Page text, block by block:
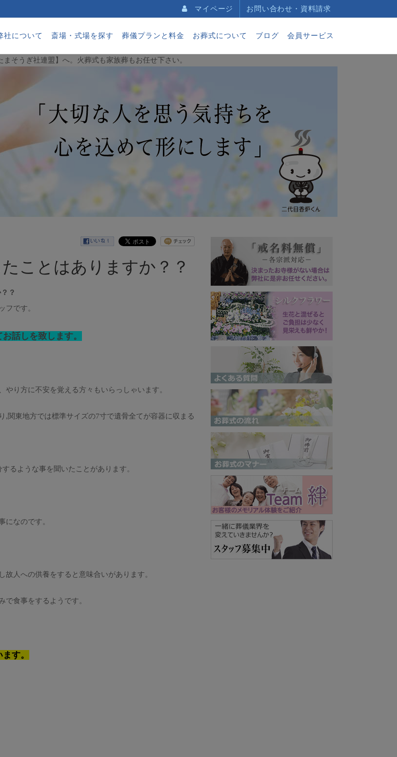
マイページ お問い合わせ・資料請求
社について 斎場・式場を探す 葬儀プランと料金 お葬式について ブログ 会員サービス
そうぎ社連盟】へ。火葬式も家族葬もお任せ下さい。
ことはありますか？？
？
フです。
話しを致します。
り方に不安を覚える方々もいらっしゃいます。
関東地方では標準サイズの7寸で遺骨全てが容器に収まる
るような事を聞いたことがあります。
になのです。
人への供養をすると意味合いがあります。
で食事をするようです。
す。